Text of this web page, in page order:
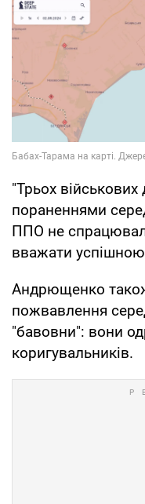
"Трьох
пораненнями
ППО не
вважати
Андрющенко
пожвавлення
"бавовни": вони
коригувальників.